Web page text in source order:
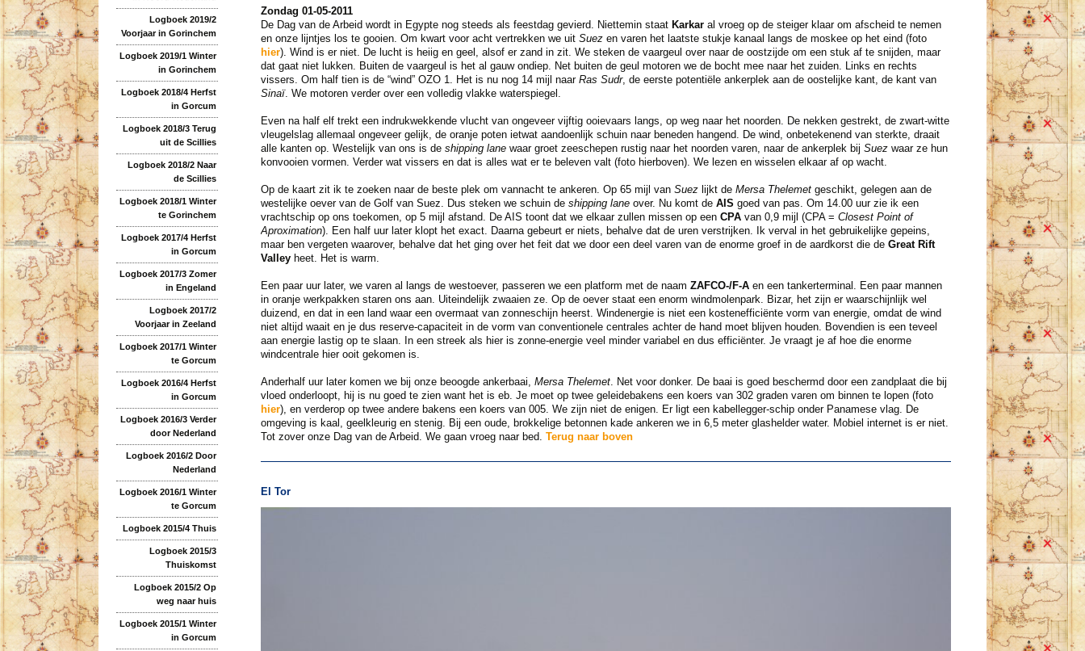
Logboek 2019/2
Voorjaar in Gorinchem
Logboek 2019/1 Winter
in Gorinchem
Logboek 2018/4 Herfst
in Gorcum
Logboek 2018/3 Terug
uit de Scillies
Logboek 2018/2 Naar
de Scillies
Logboek 2018/1 Winter
te Gorinchem
Logboek 2017/4 Herfst
in Gorcum
Logboek 2017/3 Zomer
in Engeland
Logboek 2017/2
Voorjaar in Zeeland
Logboek 2017/1 Winter
te Gorcum
Logboek 2016/4 Herfst
in Gorcum
Logboek 2016/3 Verder
door Nederland
Logboek 2016/2 Door
Nederland
Logboek 2016/1 Winter
te Gorcum
Logboek 2015/4 Thuis
Logboek 2015/3
Thuiskomst
Logboek 2015/2 Op
weg naar huis
Logboek 2015/1 Winter
in Gorcum
Zondag 01-05-2011
De Dag van de Arbeid wordt in Egypte nog steeds als feestdag gevierd. Niettemin staat Karkaral vroeg op de steiger klaar om afscheid te nemen
en onze lijntjes los te gooien. Om kwart voor acht vertrekken we uit Suezen varen het laatste stukje kanaal langs de moskee op het eind (foto
hier). Wind is er niet. De lucht is heiig en geel, alsof er zand in zit. We steken de vaargeul over naar de oostzijde om een stuk af te snijden, maar
dat gaat niet lukken. Buiten de vaargeul is het al gauw ondiep. Net buiten de geul motoren we de bocht mee naar het zuiden. Links en rechts
vissers. Om half tien is de “wind” OZO 1. Het is nu nog 14 mijl naar Ras Sudr, de eerste potentiële ankerplek aan de oostelijke kant, de kant van
Sinaï. We motoren verder over een volledig vlakke waterspiegel.
Even na half elf trekt een indrukwekkende vlucht van ongeveer vijftig ooievaars langs, op weg naar het noorden. De nekken gestrekt, de zwart-witte
vleugelslag allemaal ongeveer gelijk, de oranje poten ietwat aandoenlijk schuin naar beneden hangend. De wind, onbetekenend van sterkte, draait
alle kanten op. Westelijk van ons is de shipping lanewaar groet zeeschepen rustig naar het noorden varen, naar de ankerplek bij Suezwaar ze hun
konvooien vormen. Verder wat vissers en dat is alles wat er te beleven valt (foto hierboven). We lezen en wisselen elkaar af op wacht.
Op de kaart zit ik te zoeken naar de beste plek om vannacht te ankeren. Op 65 mijl van Suezlijkt de Mersa Thelemetgeschikt, gelegen aan de
westelijke oever van de Golf van Suez. Dus steken we schuin de shipping laneover. Nu komt deAIS goed van pas. Om 14.00 uur zie ik een
vrachtschip op ons toekomen, op 5 mijl afstand. De AIS toont dat we elkaar zullen missen op een CPAvan 0,9 mijl (CPA = Closest Point of
Aproximation). Een half uur later klopt het exact. Daarna gebeurt er niets, behalve dat de uren verstrijken. Ik verval in het gebruikelijke gepeins,
maar ben vergeten waarover, behalve dat het ging over het feit dat we door een deel varen van de enorme groef in de aardkorst die de Great Rift
Valleyheet. Het is warm.
Een paar uur later, we varen al langs de westoever, passeren we een platform met de naam ZAFCO-/F-Aen een tankerterminal. Een paar mannen
in oranje werkpakken staren ons aan. Uiteindelijk zwaaien ze. Op de oever staat een enorm windmolenpark. Bizar, het zijn er waarschijnlijk wel
duizend, en dat in een land waar een overmaat van zonneschijn heerst. Windenergie is niet een kostenefficiënte vorm van energie, omdat de wind
niet altijd waait en je dus reserve-capaciteit in de vorm van conventionele centrales achter de hand moet blijven houden. Bovendien is een teveel
aan energie lastig op te slaan. In een streek als hier is zonne-energie veel minder variabel en dus efficiënter. Je vraagt je af hoe die enorme
windcentrale hier ooit gekomen is.
Anderhalf uur later komen we bij onze beoogde ankerbaai, Mersa Thelemet. Net voor donker. De baai is goed beschermd door een zandplaat die bij
vloed onderloopt, hij is nu goed te zien want het is eb. Je moet op twee geleidebakens een koers van 302 graden varen om binnen te lopen (foto
hier), en verderop op twee andere bakens een koers van 005. We zijn niet de enigen. Er ligt een kabellegger-schip onder Panamese vlag. De
omgeving is kaal, geelkleurig en stenig. Bij een oude, brokkelige betonnen kade ankeren we in 6,5 meter glashelder water. Mobiel internet is er niet.
Tot zover onze Dag van de Arbeid. We gaan vroeg naar bed. Terug naar boven
El Tor